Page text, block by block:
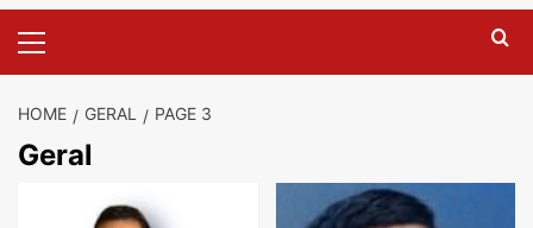
Menu
HOME GERAL PAGE 3
Geral